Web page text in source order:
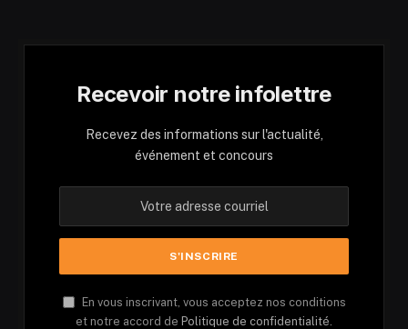
Recevoir notre infolettre
Recevez des informations sur l'actualité,
événement et concours
En vous inscrivant, vous acceptez nos conditions
et notre accord de Politique de confidentialité.